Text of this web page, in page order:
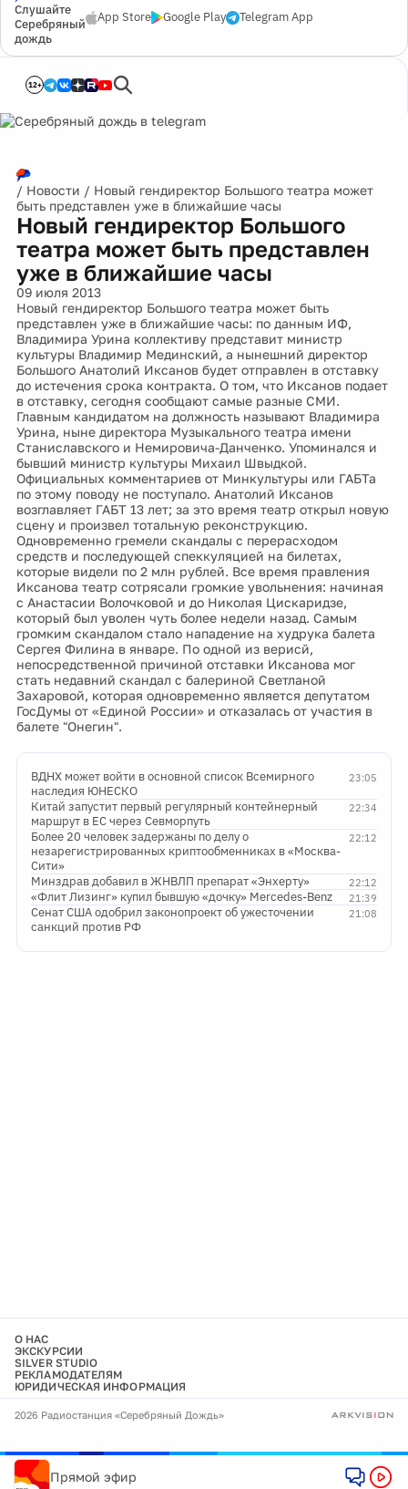
Слушайте
Серебряный
дождь
App Store Google Play Telegram App
12+
/ Новости / Новый гендиректор Большого театра может
быть представлен уже в ближайшие часы
Новый гендиректор Большого
театра может быть представлен
уже в ближайшие часы
09 июля 2013
Новый гендиректор Большого театра может быть
представлен уже в ближайшие часы: по данным ИФ,
Владимира Урина коллективу представит министр
культуры Владимир Мединский, а нынешний директор
Большого Анатолий Иксанов будет отправлен в отставку
до истечения срока контракта. О том, что Иксанов подает
в отставку, сегодня сообщают самые разные СМИ.
Главным кандидатом на должность называют Владимира
Урина, ныне директора Музыкального театра имени
Станиславского и Немировича-Данченко. Упоминался и
бывший министр культуры Михаил Швыдкой.
Официальных комментариев от Минкультуры или ГАБТа
по этому поводу не поступало. Анатолий Иксанов
возглавляет ГАБТ 13 лет; за это время театр открыл новую
сцену и произвел тотальную реконструкцию.
Одновременно гремели скандалы с перерасходом
средств и последующей спеккуляцией на билетах,
которые видели по 2 млн рублей. Все время правления
Иксанова театр сотрясали громкие увольнения: начиная
с Анастасии Волочковой и до Николая Цискаридзе,
который был уволен чуть более недели назад. Самым
громким скандалом стало нападение на худрука балета
Сергея Филина в январе. По одной из верисй,
непосредственной причиной отставки Иксанова мог
стать недавний скандал с балериной Светланой
Захаровой, которая одновременно является депутатом
ГосДумы от «Единой России» и отказалась от участия в
балете "Онегин".
23:05
ВДНХ может войти в основной список Всемирного
наследия ЮНЕСКО
22:34
Китай запустит первый регулярный контейнерный
маршрут в ЕС через Севморпуть
22:12
Более 20 человек задержаны по делу о
незарегистрированных криптообменниках в «Москва-
Сити»
22:12
Минздрав добавил в ЖНВЛП препарат «Энхерту»
21:39
«Флит Лизинг» купил бывшую «дочку» Mercedes-Benz
21:08
Сенат США одобрил законопроект об ужесточении
санкций против РФ
О НАС
ЭКСКУРСИИ
SILVER STUDIO
РЕКЛАМОДАТЕЛЯМ
ЮРИДИЧЕСКАЯ ИНФОРМАЦИЯ
2026 Радиостанция «Серебряный Дождь»
Прямой эфир